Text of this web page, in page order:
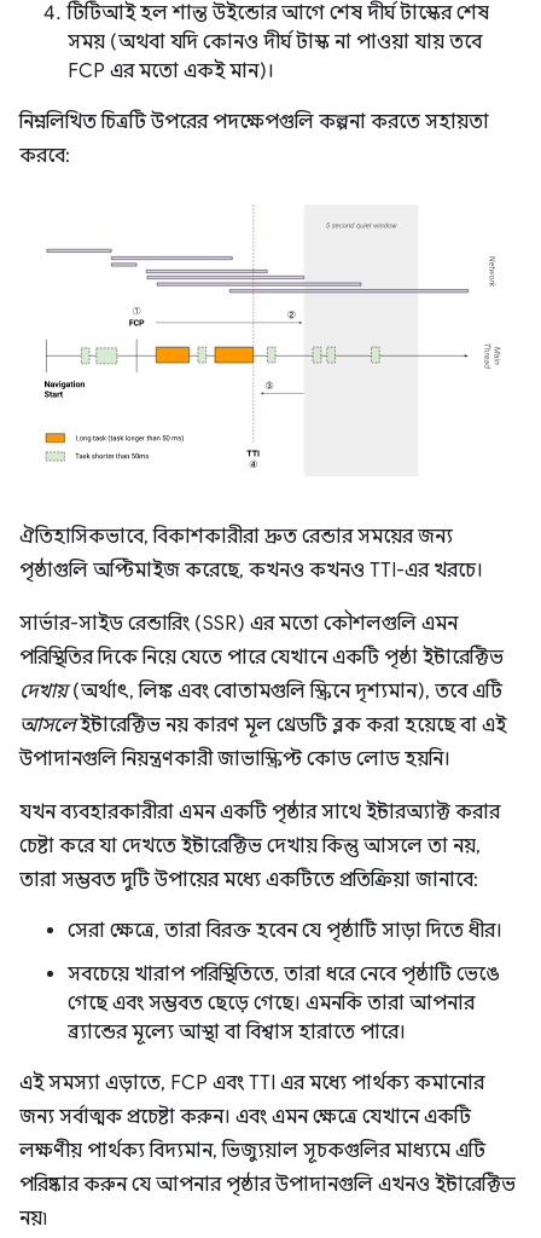
টিটিআই হল শান্ত উইন্ডোর আগে শেষ দীর্ঘ টাস্কের শেষ
সময় (অথবা যদি কোনও দীর্ঘ টাস্ক না পাওয়া যায় তবে
FCP এর মতো একই মান)।
নিম্নলিখিত চিত্রটি উপরের পদক্ষেপগুলি কল্পনা করতে সহায়তা
করবে:
ঐতিহাসিকভাবে, বিকাশকারীরা দ্রুত রেন্ডার সময়ের জন্য
পৃষ্ঠাগুলি অপ্টিমাইজ করেছে, কখনও কখনও TTI-এর খরচে।
সার্ভার-সাইড রেন্ডারিং (SSR) এর মতো কৌশলগুলি এমন
পরিস্থিতির দিকে নিয়ে যেতে পারে যেখানে একটি পৃষ্ঠা ইন্টারেক্টিভ
দেখায়(অর্থাৎ, লিঙ্ক এবং বোতামগুলি স্ক্রিনে দৃশ্যমান), তবে এটি
আসলেইন্টারেক্টিভ নয় কারণ মূল থ্রেডটি ব্লক করা হয়েছে বা এই
উপাদানগুলি নিয়ন্ত্রণকারী জাভাস্ক্রিপ্ট কোড লোড হয়নি।
যখন ব্যবহারকারীরা এমন একটি পৃষ্ঠার সাথে ইন্টারঅ্যাক্ট করার
চেষ্টা করে যা দেখতে ইন্টারেক্টিভ দেখায় কিন্তু আসলে তা নয়,
তারা সম্ভবত দুটি উপায়ের মধ্যে একটিতে প্রতিক্রিয়া জানাবে:
সেরা ক্ষেত্রে, তারা বিরক্ত হবেন যে পৃষ্ঠাটি সাড়া দিতে ধীর।
সবচেয়ে খারাপ পরিস্থিতিতে, তারা ধরে নেবে পৃষ্ঠাটি ভেঙে
গেছে এবং সম্ভবত ছেড়ে গেছে। এমনকি তারা আপনার
ব্র্যান্ডের মূল্যে আস্থা বা বিশ্বাস হারাতে পারে।
এই সমস্যা এড়াতে, FCP এবং TTI এর মধ্যে পার্থক্য কমানোর
জন্য সর্বাত্মক প্রচেষ্টা করুন। এবং এমন ক্ষেত্রে যেখানে একটি
লক্ষণীয় পার্থক্য বিদ্যমান, ভিজ্যুয়াল সূচকগুলির মাধ্যমে এটি
পরিষ্কার করুন যে আপনার পৃষ্ঠার উপাদানগুলি এখনও ইন্টারেক্টিভ
নয়৷